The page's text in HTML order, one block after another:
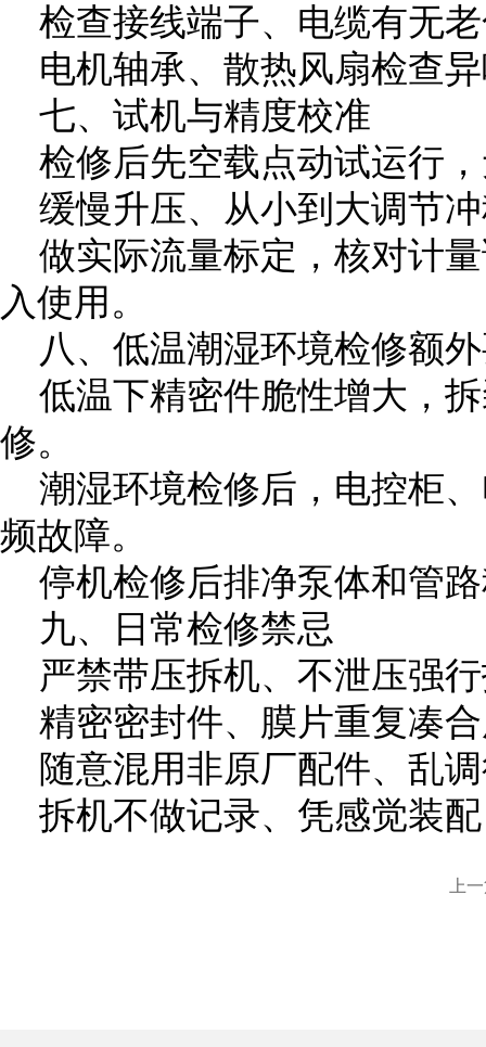
检查接线端子、电缆有无
电机轴承、散热风扇检查
七、试机与精度校准
检修后先空载点动试运行
缓慢升压、从小到大调节
做实际流量标定，核对计
入使用。
八、低温潮湿环境检修额
低温下精密件脆性增大，
修。
潮湿环境检修后，电控柜
频故障。
停机检修后排净泵体和管
九、日常检修禁忌
严禁带压拆机、不泄压强
精密密封件、膜片重复凑
随意混用非原厂配件、乱
拆机不做记录、凭感觉装
上